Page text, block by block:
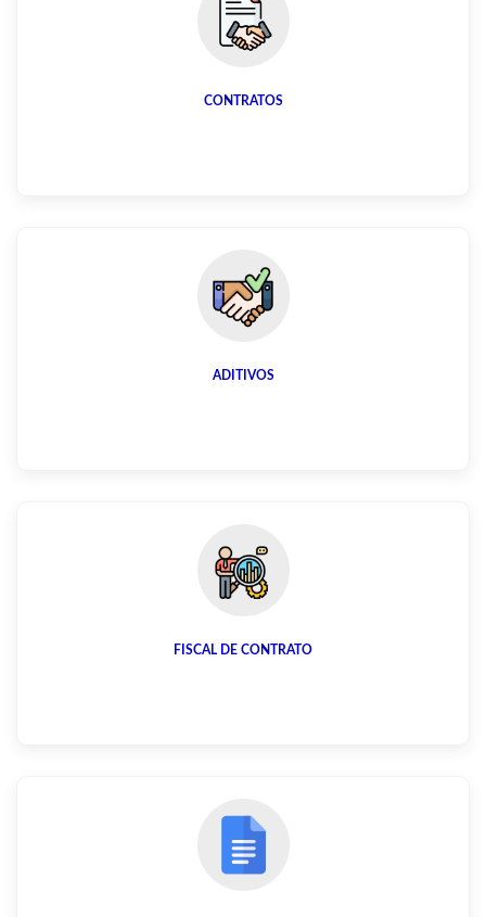
CONTRATOS
ADITIVOS
FISCAL DE CONTRATO